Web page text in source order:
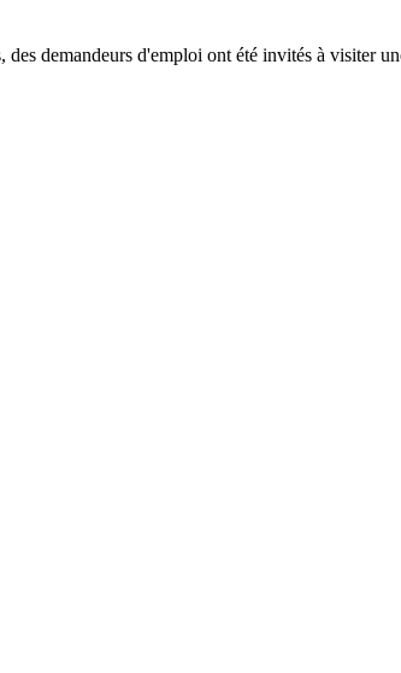
demandeurs d'emploi ont été invités à visiter